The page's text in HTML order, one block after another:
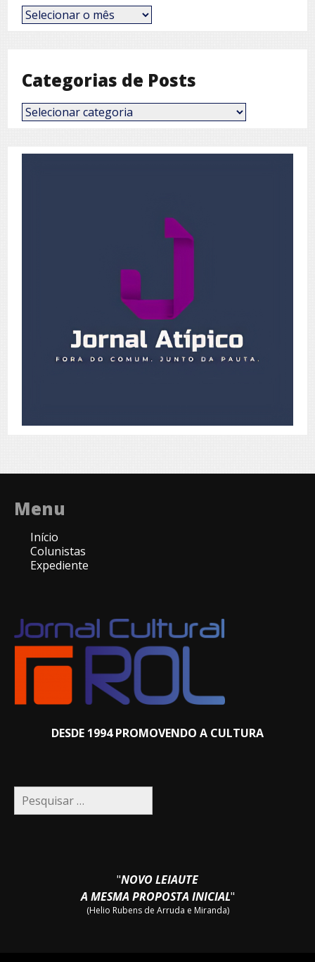
Posts
por
Categorias de Posts
Categorias
de
Menu
Início
Colunistas
Expediente
DESDE 1994 PROMOVENDO A CULTURA
Pesquisar
por:
"NOVO LEIAUTE
A MESMA PROPOSTA INICIAL"
(Helio Rubens de Arruda e Miranda)